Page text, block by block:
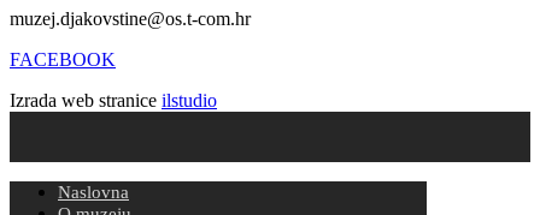
muzej.djakovstine@os.t-com.hr
FACEBOOK
Izrada web stranice ilstudio
Naslovna